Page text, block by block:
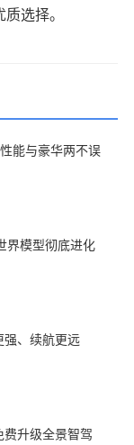
选择。
能与豪华两不误
界模型彻底进化
强、续航更远
升级全景智驾